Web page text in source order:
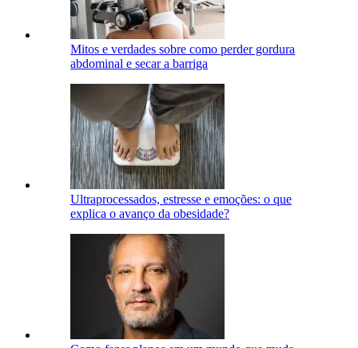
Mitos e verdades sobre como perder gordura
abdominal e secar a barriga
Ultraprocessados, estresse e emoções: o que
explica o avanço da obesidade?